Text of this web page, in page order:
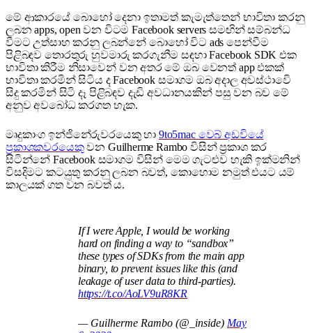
මේ ආකාරයේ බොහෝ දෙනා ඉතාමත් කැමැත්තෙන් භාවිතා කරනු
ලබන apps, open වන විටම Facebook servers සමඟින් සම්බන්ධ
වීමට උත්සාහ කරනු ලබන්නේ බොහෝ විට ads පෙන්වීම
පිළිබඳව තොරතුරු හුවමාරු කරගැනීම සඳහා Facebook SDK එක
භාවිතා කිරීම නිසාවෙන් වන අතර මේ ඔබ වෙනත් app එකක්
භාවිතා කරමින් සිටිය ද Facebook සමාගම ඔබ අදාල අවස්ථාවෙි
සිදු කරමින් සිටි දෑ පිළිබඳව දැඩි අවධානයකින් පසු වන බව මේ
අනුව අවබෝධ කරගත හැක.
මෘදුකාංග ඉන්ජිනේරුවරයෙකු හා9to5mac වෙබ් අඩවියේ
ප්‍රකාශකවරයෙකුවන Guilherme Rambo විසින් ප්‍රකාශ කර
සිටින්නේ Facebook සමාගම විසින් මෙම ගැටළුව හැකි ඉක්මනින්
විසදිමට කටයුතු කරනු ලබන බවත්, කොහොම නමුත් එයට යම්
කාලයක් ගත වන බවත් ය.
If I were Apple, I would be working
hard on finding a way to “sandbox”
these types of SDKs from the main app
binary, to prevent issues like this (and
leakage of user data to third-parties).
https://t.co/AoLV9uR8KR
— Guilherme Rambo (@_inside) May